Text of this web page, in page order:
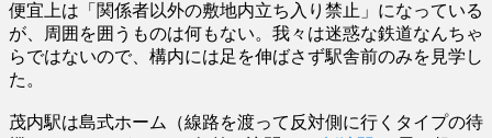
便宜上は「関係者以外の敷地内立ち入り禁止」になっている
が、周囲を囲うものは何もない。我々は迷惑な鉄道なんちゃ
らではないので、構内には足を伸ばさず駅舎前のみを見学し
た。
茂内駅は島式ホーム（線路を渡って反対側に行くタイプの待